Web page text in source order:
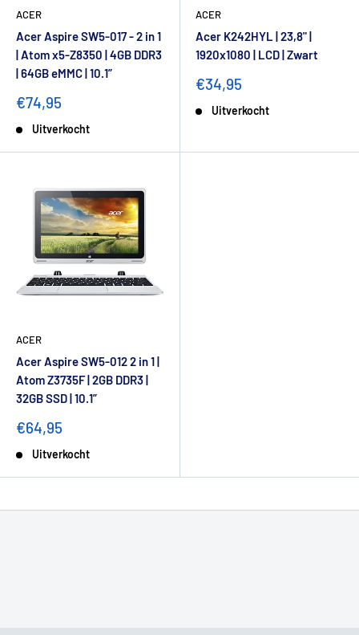
ACER
Acer Aspire SW5-017 - 2 in 1
| Atom x5-Z8350 | 4GB DDR3
| 64GB eMMC | 10.1”
€74,95
Uitverkocht
ACER
Acer K242HYL | 23,8" |
1920x1080 | LCD | Zwart
€34,95
Uitverkocht
ACER
Acer Aspire SW5-012 2 in 1 |
Atom Z3735F | 2GB DDR3 |
32GB SSD | 10.1”
€64,95
Uitverkocht